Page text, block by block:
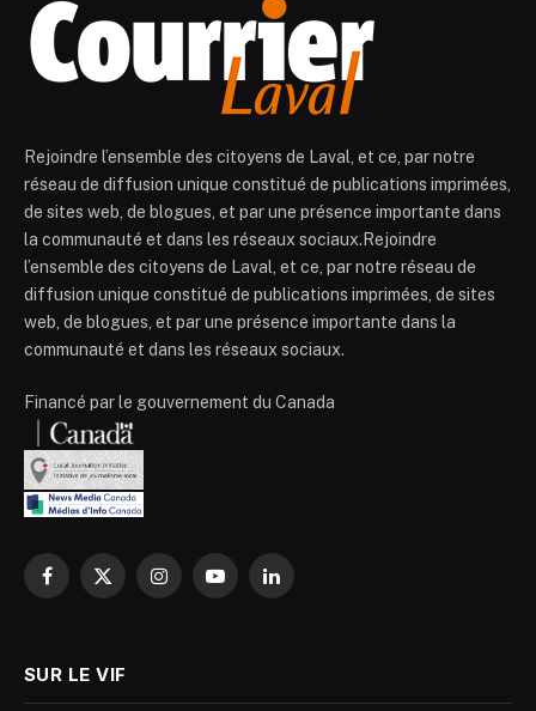
Rejoindre l’ensemble des citoyens de Laval, et ce, par notre
réseau de diffusion unique constitué de publications imprimées,
de sites web, de blogues, et par une présence importante dans
la communauté et dans les réseaux sociaux.Rejoindre
l’ensemble des citoyens de Laval, et ce, par notre réseau de
diffusion unique constitué de publications imprimées, de sites
web, de blogues, et par une présence importante dans la
communauté et dans les réseaux sociaux.
Financé par le gouvernement du Canada
Facebook
X
InstagramYouTubeLinkedIn
SUR LE VIF